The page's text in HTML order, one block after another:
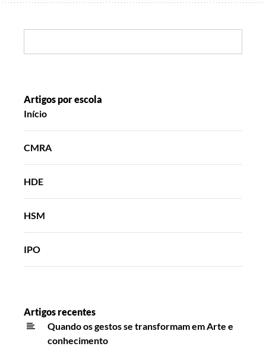
Artigos por escola
Início
CMRA
HDE
HSM
IPO
Artigos recentes
Quando os gestos se transformam em Arte e
conhecimento